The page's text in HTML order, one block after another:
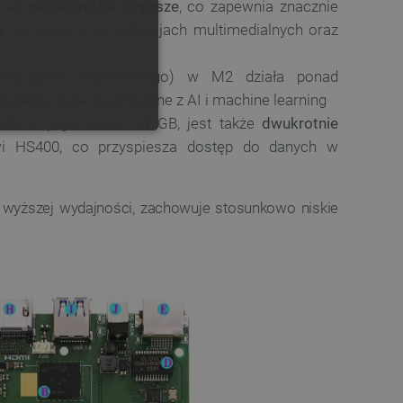
pięciokrotnie szybsze, co zapewnia znacznie
szczególnie w aplikacjach multimedialnych oraz
neuronowego) w M2 działa ponad
zadania związane z AI i machine learning
o pojemności 64 GB, jest także dwukrotnie
HS400, co przyspiesza dostęp do danych w
wydajności, zachowuje stosunkowo niskie
do działania sklepu
do celów bilansowania
że żądania stron